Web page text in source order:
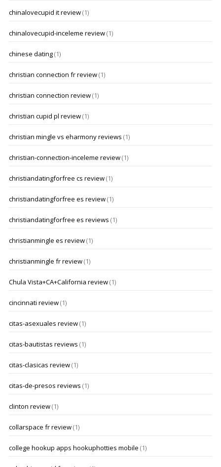
chinalovecupid it review(1)
chinalovecupid-inceleme review(1)
chinese dating(1)
christian connection fr review(1)
christian connection review(1)
christian cupid pl review(1)
christian mingle vs eharmony reviews (1)
christian-connection-inceleme review(1)
christiandatingforfree cs review(1)
christiandatingforfree es review(1)
christiandatingforfree es reviews (1)
christianmingle es review(1)
christianmingle fr review(1)
Chula Vista+CA+California review(1)
cincinnati review(1)
citas-asexuales review(1)
citas-bautistas reviews (1)
citas-clasicas review(1)
citas-de-presos reviews (1)
clinton review(1)
collarspace fr review(1)
college hookup apps hookuphotties mobile (1)